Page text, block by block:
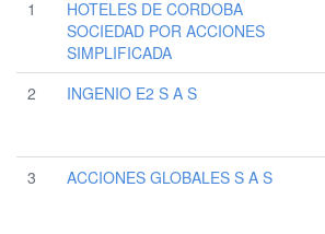
1
HOTELES DE CORDOBA
SOCIEDAD POR ACCIONES
SIMPLIFICADA
2
INGENIO E2 S A S
3
ACCIONES GLOBALES S A S